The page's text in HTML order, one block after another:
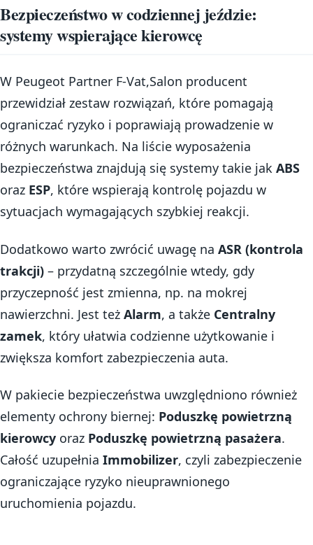
Bezpieczeństwo w codziennej jeździe:
systemy wspierające kierowcę
W Peugeot Partner F-Vat,Salon producent
przewidział zestaw rozwiązań, które pomagają
ograniczać ryzyko i poprawiają prowadzenie w
różnych warunkach. Na liście wyposażenia
bezpieczeństwa znajdują się systemy takie jak ABS
oraz ESP, które wspierają kontrolę pojazdu w
sytuacjach wymagających szybkiej reakcji.
Dodatkowo warto zwrócić uwagę na ASR (kontrola
trakcji) – przydatną szczególnie wtedy, gdy
przyczepność jest zmienna, np. na mokrej
nawierzchni. Jest też Alarm, a także Centralny
zamek, który ułatwia codzienne użytkowanie i
zwiększa komfort zabezpieczenia auta.
W pakiecie bezpieczeństwa uwzględniono również
elementy ochrony biernej: Poduszkę powietrzną
kierowcy oraz Poduszkę powietrzną pasażera.
Całość uzupełnia Immobilizer, czyli zabezpieczenie
ograniczające ryzyko nieuprawnionego
uruchomienia pojazdu.